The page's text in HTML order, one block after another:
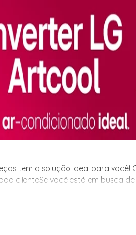
tem a solução ideal para você!
tem a solução ideal para você!
clienteSe você está em busca